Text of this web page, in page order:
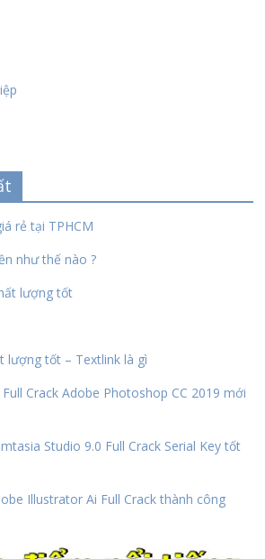
rẻ tại TPHCM
như thế nào ?
lượng tốt
lượng tốt – Textlink là gì
Crack Adobe Photoshop CC 2019 mới
Studio 9.0 Full Crack Serial Key tốt
Illustrator Ai Full Crack thành công